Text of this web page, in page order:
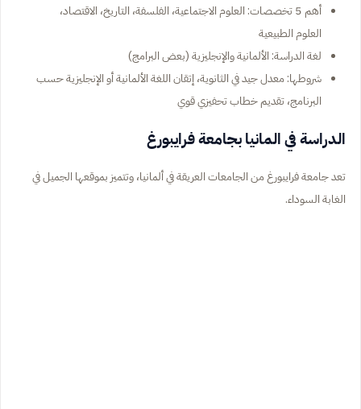
أهم 5 تخصصات: العلوم الاجتماعية، الفلسفة، التاريخ، الاقتصاد،
العلوم الطبيعية
لغة الدراسة: الألمانية والإنجليزية (بعض البرامج)
شروطها: معدل جيد في الثانوية، إتقان اللغة الألمانية أو الإنجليزية حسب
البرنامج، تقديم خطاب تحفيزي قوي
الدراسة في المانيا بجامعة فرايبورغ
تعد جامعة فرايبورغ من الجامعات العريقة في ألمانيا، وتتميز بموقعها الجميل في
الغابة السوداء.